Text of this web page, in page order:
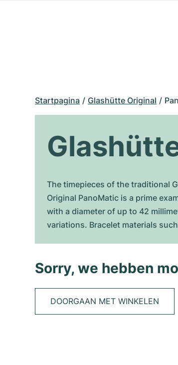
Startpagina Glashütte Original
The timepieces of the traditional
Original PanoMatic is a prime
with a diameter of up to 42
variations. Bracelet materials
Sorry, we hebben
DOORGAAN MET WINKELEN